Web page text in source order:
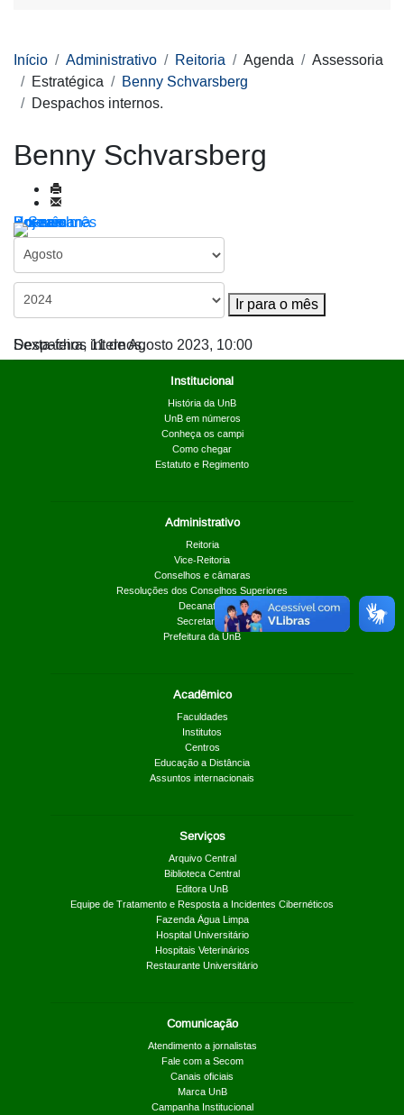
Início Administrativo Reitoria Agenda
Assessoria
Estratégica
Benny Schvarsberg
Despachos internos.
Benny Schvarsberg
Por ano
Por mês
Por semana
Hoje
Ir para o mês
Ir para o mês
Despachos internos.
Sexta-feira, 11 de Agosto 2023, 10:00
Institucional
História da UnB
UnB em números
Conheça os campi
Como chegar
Estatuto e Regimento
Administrativo
Reitoria
Vice-Reitoria
Conselhos e câmaras
Resoluções dos Conselhos Superiores
Decanatos
Secretarias
Prefeitura da UnB
Acadêmico
Faculdades
Institutos
Centros
Educação a Distância
Assuntos internacionais
Serviços
Arquivo Central
Biblioteca Central
Editora UnB
Equipe de Tratamento e Resposta a Incidentes Cibernéticos
Fazenda Água Limpa
Hospital Universitário
Hospitais Veterinários
Restaurante Universitário
Comunicação
Atendimento a jornalistas
Fale com a Secom
Canais oficiais
Marca UnB
Campanha Institucional